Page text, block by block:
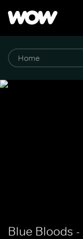
Blue Bloods